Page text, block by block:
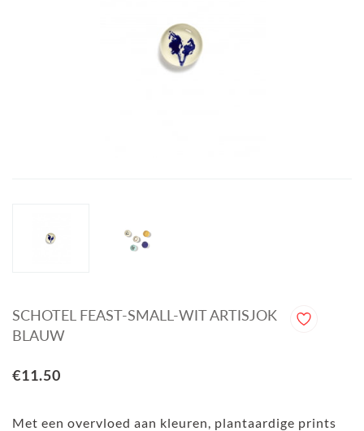
SCHOTEL FEAST-SMALL-WIT ARTISJOK
BLAUW
€11.50
Met een overvloed aan kleuren, plantaardige prints